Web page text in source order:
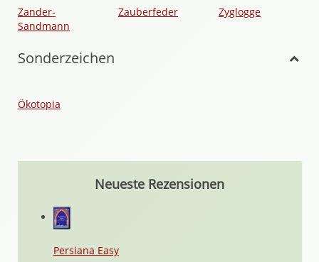
Zander-
Sandmann
Zauberfeder Zyglogge
Sonderzeichen
Ökotopia
Neueste Rezensionen
Persiana Easy